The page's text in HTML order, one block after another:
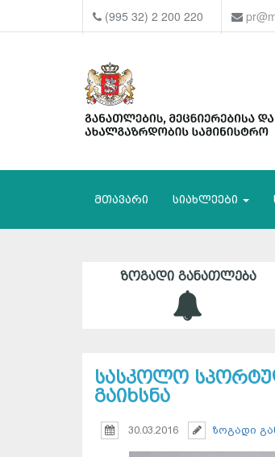
(995 32) 2 200 220
მთავარი სიახლეები
ᲖᲝᲒᲐᲓᲘ ᲒᲐᲜᲐᲗᲚᲔᲑᲐ
სასკოლო
გაიხსნა
30.03.2016 ზოგადი